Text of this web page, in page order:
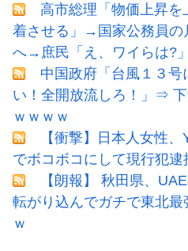
高市総理「物価上昇
着させる」→国家公務員の
へ→庶民「え、ワイらは?」
中国政府「台風１３
い！全開放流しろ！」⇒
ｗｗｗｗ
【衝撃】日本人女性
でボコボコにして現行犯逮
【朗報】 秋田県、
転がり込んでガチで東北
ｗ